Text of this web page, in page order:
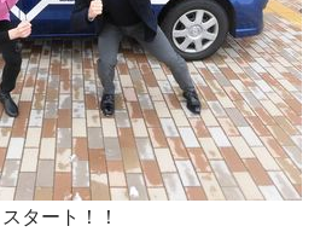
スタート！！